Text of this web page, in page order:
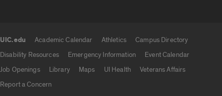
UIC.edu Academic Calendar Athletics
Campus Directory
Disability Resources
Emergency Information
Event Calendar
Job Openings
Library Maps UI Health
Veterans Affairs
Report a Concern